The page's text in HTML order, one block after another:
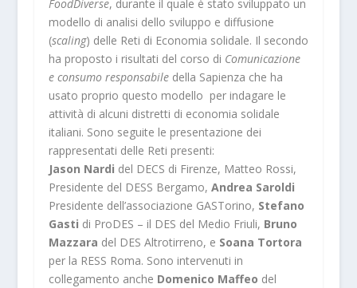
FoodDiverse, durante il quale è stato sviluppato un
modello di analisi dello sviluppo e diffusione
(scaling) delle Reti di Economia solidale. Il secondo
ha proposto i risultati del corso di Comunicazione
e consumo responsabiledella Sapienza che ha
usato proprio questo modello per indagare le
attività di alcuni distretti di economia solidale
italiani. Sono seguite le presentazione dei
rappresentati delle Reti presenti:
Jason Nardi del DECS di Firenze, Matteo Rossi,
Presidente del DESS Bergamo, Andrea Saroldi
Presidente dell’associazione GASTorino, Stefano
Gasti di ProDES – il DES del Medio Friuli, Bruno
Mazzara del DES Altrotirreno, e Soana Tortora
per la RESS Roma. Sono intervenuti in
collegamento anche Domenico Maffeo del